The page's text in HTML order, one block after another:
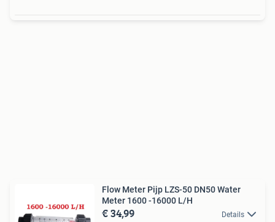
Flow Meter Pijp LZS-50 DN50 Water
Meter 1600 -16000 L/H
€ 34,99 Details